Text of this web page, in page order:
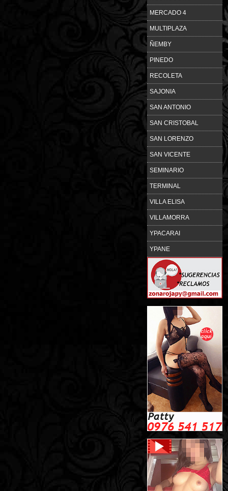
MERCADO 4
MULTIPLAZA
ÑEMBY
PINEDO
RECOLETA
SAJONIA
SAN ANTONIO
SAN CRISTOBAL
SAN LORENZO
SAN VICENTE
SEMINARIO
TERMINAL
VILLA ELISA
VILLAMORRA
YPACARAI
YPANE